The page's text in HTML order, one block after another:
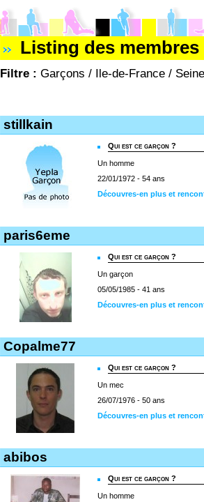
Listing des
Filtre : Garçons / Ile-de-France /
stillkain
Qui est ce garçon ?
Un homme
22/01/1972 - 54 ans
Découvres-en plus et
paris6eme
Qui est ce garçon ?
Un garçon
05/05/1985 - 41 ans
Découvres-en plus et
Copalme77
Qui est ce garçon ?
Un mec
26/07/1976 - 50 ans
Découvres-en plus et
abibos
Qui est ce garçon ?
Un homme